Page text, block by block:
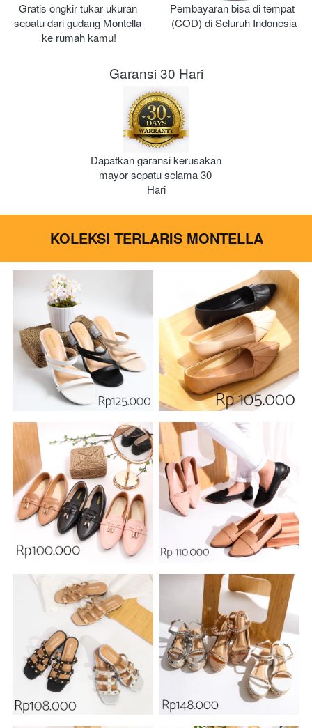
Gratis ongkir tukar ukuran
sepatu dari gudang Montella
ke rumah kamu!
Pembayaran bisa di tempat
(COD) di Seluruh Indonesia
Garansi 30 Hari
Dapatkan garansi kerusakan
mayor sepatu selama 30
Hari
KOLEKSI TERLARIS MONTELLA